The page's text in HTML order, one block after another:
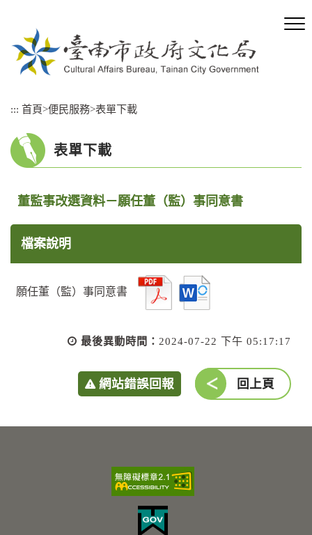
::: 首頁>便民服務>表單下載
表單下載
董監事改選資料－願任董（監）事同意書
檔案說明
願任董（監）事同意書
最後異動時間： 2024-07-22 下午 05:17:17
網站錯誤回報 回上頁